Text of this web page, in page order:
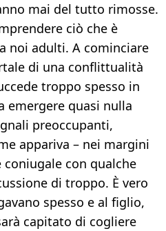
mai del tutto rimosse.
ciò che è
noi adulti. A cominciare
di una conflittualità
troppo spesso in
emergere quasi nulla
preoccupanti,
appariva – nei margini
coniugale con qualche
di troppo. È vero
spesso e al figlio,
capitato di cogliere